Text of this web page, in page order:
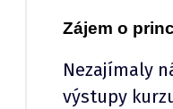
Zájem o
Nezajímaly
výstupy